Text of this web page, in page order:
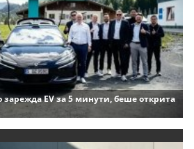
зарежда EV за 5 минути, беше открита